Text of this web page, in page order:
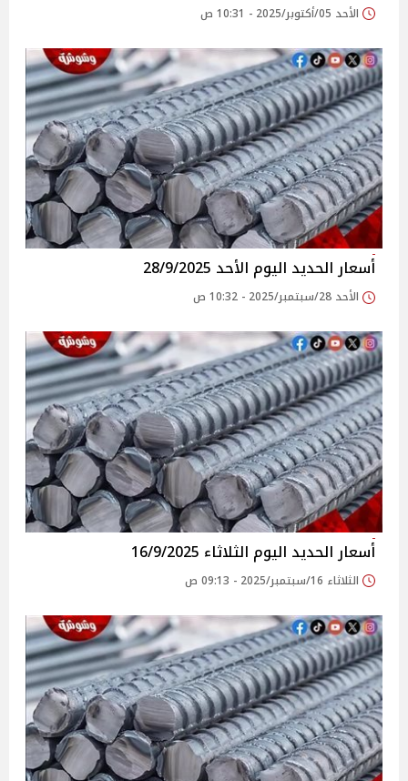
الأحد 05/أكتوبر/2025 - 10:31 ص
أسعار الحديد اليوم الأحد 28/9/2025
الأحد 28/سبتمبر/2025 - 10:32 ص
أسعار الحديد اليوم الثلاثاء 16/9/2025
الثلاثاء 16/سبتمبر/2025 - 09:13 ص